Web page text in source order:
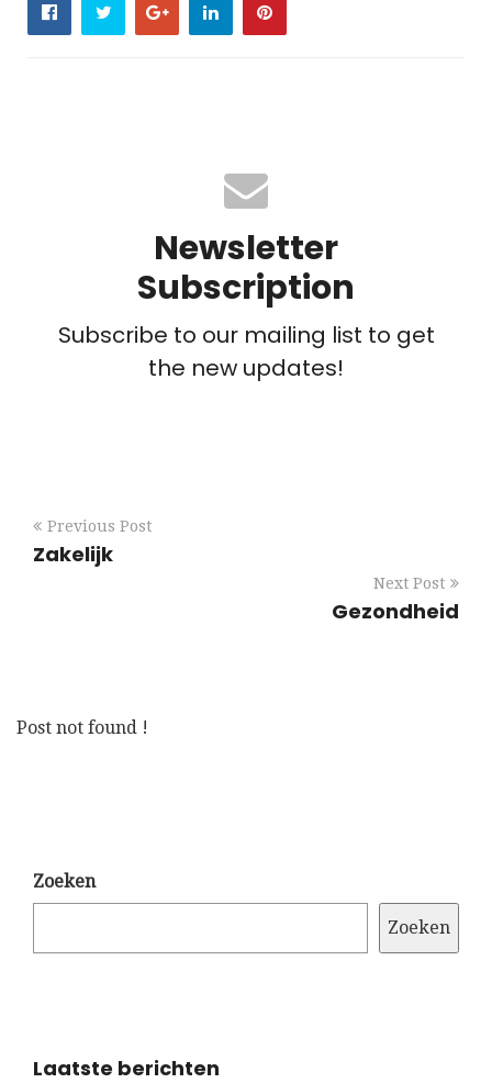
Newsletter
Subscription
Subscribe to our mailing list to get
the new updates!
Previous Post
Zakelijk
Next Post
Gezondheid
Post not found !
Zoeken
Zoeken
Laatste berichten